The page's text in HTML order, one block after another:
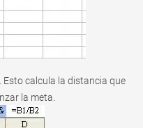
. Esto calcula la distancia que
la meta.